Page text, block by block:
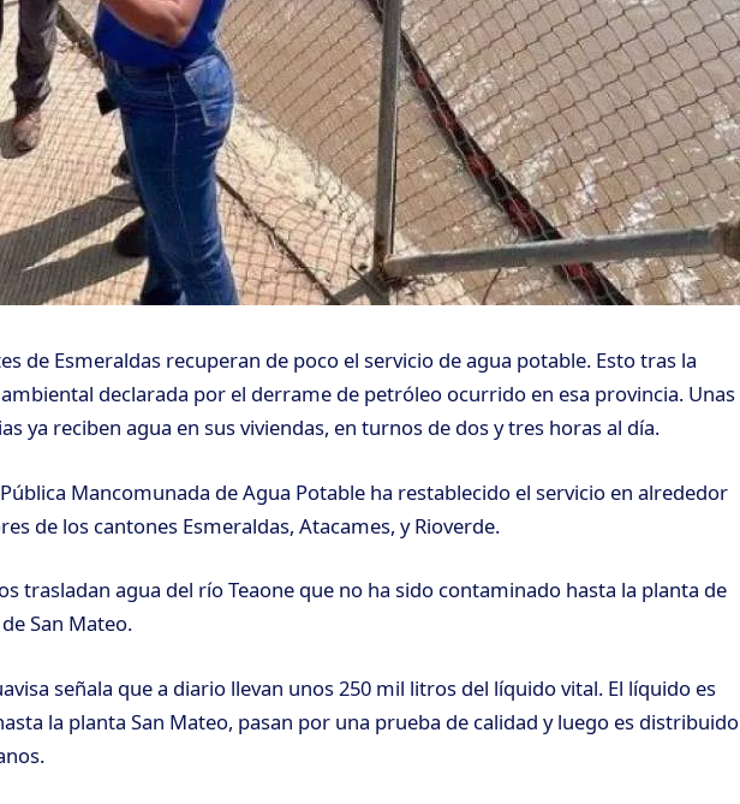
de Esmeraldas recuperan de poco el servicio de agua potable. Esto tras la
declarada por el derrame de petróleo ocurrido en esa provincia. Unas
ya reciben agua en sus viviendas, en turnos de dos y tres horas al día.
Mancomunada de Agua Potable ha restablecido el servicio en alrededor
de los cantones Esmeraldas, Atacames, y Rioverde.
trasladan agua del río Teaone que no ha sido contaminado hasta la planta de
San Mateo.
señala que a diario llevan unos 250 mil litros del líquido vital. El líquido es
la planta San Mateo, pasan por una prueba de calidad y luego es distribuido